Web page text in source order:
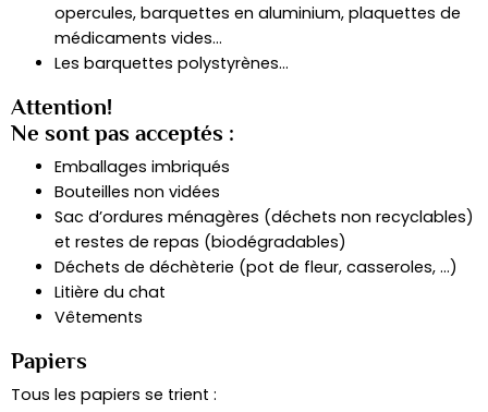
opercules, barquettes en aluminium, plaquettes de
médicaments vides…
Les barquettes polystyrènes…
Attention!
Ne sont pas acceptés :
Emballages imbriqués
Bouteilles non vidées
Sac d’ordures ménagères (déchets non recyclables)
et restes de repas (biodégradables)
Déchets de déchèterie (pot de fleur, casseroles, …)
Litière du chat
Vêtements
Papiers
Tous les papiers se trient :